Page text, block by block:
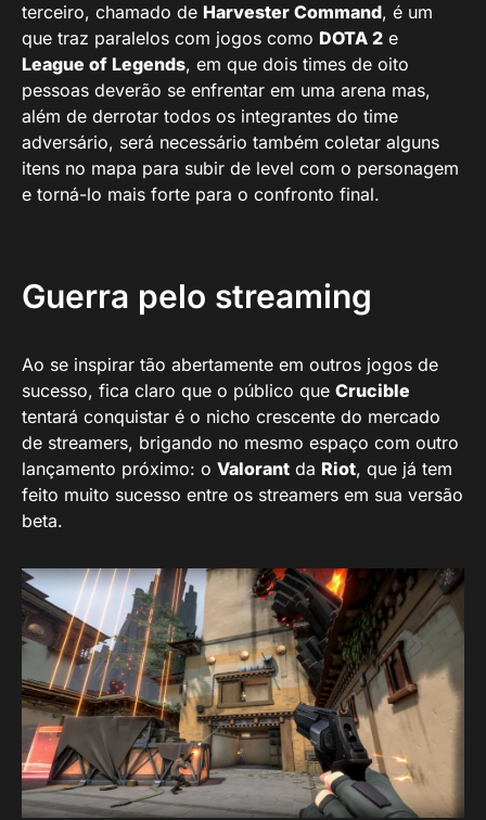
terceiro, chamado de Harvester Command, é um
que traz paralelos com jogos como DOTA 2 e
League of Legends, em que dois times de oito
pessoas deverão se enfrentar em uma arena mas,
além de derrotar todos os integrantes do time
adversário, será necessário também coletar alguns
itens no mapa para subir de level com o personagem
e torná-lo mais forte para o confronto final.
Guerra pelo streaming
Ao se inspirar tão abertamente em outros jogos de
sucesso, fica claro que o público que Crucible
tentará conquistar é o nicho crescente do mercado
de streamers, brigando no mesmo espaço com outro
lançamento próximo: o Valorant da Riot, que já tem
feito muito sucesso entre os streamers em sua versão
beta.